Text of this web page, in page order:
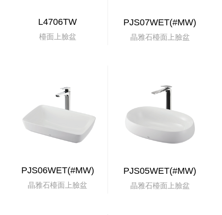
L4706TW
檯面上臉盆
PJS07WET(#MW)
晶雅石檯面上臉盆
PJS06WET(#MW)
晶雅石檯面上臉盆
PJS05WET(#MW)
晶雅石檯面上臉盆